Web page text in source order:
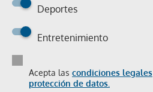
Deportes
Entretenimiento
Acepta las condiciones legales
protección de datos.